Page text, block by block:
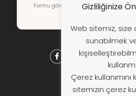
Formu göndererekKVKK koşullarını
etmiş sayılırsınız.
Gizliliğinize
Web sitemiz, size
sunabilmek
Çerez
sitemizin çerez